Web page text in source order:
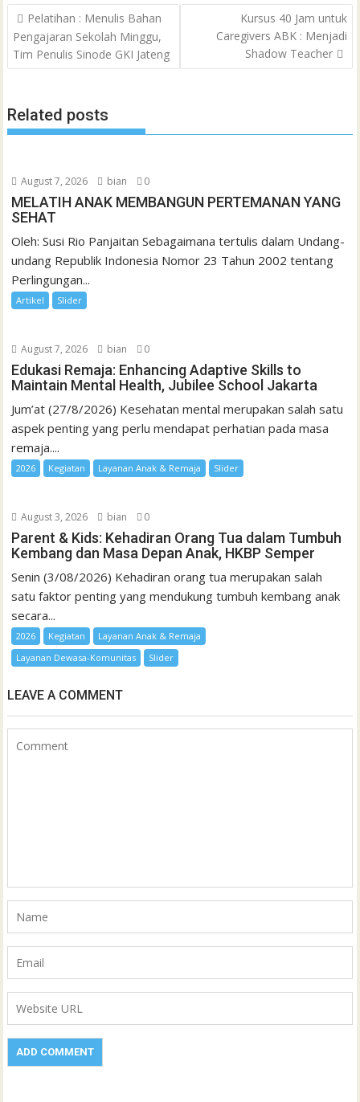
o
o
k
e
r
A
p
p
a
g
e
d
I
n
r
e
s
a
t
Post
navigation
Pelatihan : Menulis Bahan
Pengajaran Sekolah Minggu,
Tim Penulis Sinode GKI Jateng
Kursus 40 Jam untuk
Caregivers ABK : Menjadi
Shadow Teacher
Related posts
August 7, 2026 bian 0
MELATIH ANAK MEMBANGUN PERTEMANAN YANG
SEHAT
Oleh: Susi Rio Panjaitan Sebagaimana tertulis dalam Undang-
undang Republik Indonesia Nomor 23 Tahun 2002 tentang
Perlingungan...
Artikel Slider
August 7, 2026 bian 0
Edukasi Remaja: Enhancing Adaptive Skills to
Maintain Mental Health, Jubilee School Jakarta
Jum’at (27/8/2026) Kesehatan mental merupakan salah satu
aspek penting yang perlu mendapat perhatian pada masa
remaja....
2026 Kegiatan Layanan Anak & Remaja Slider
August 3, 2026 bian 0
Parent & Kids: Kehadiran Orang Tua dalam Tumbuh
Kembang dan Masa Depan Anak, HKBP Semper
Senin (3/08/2026) Kehadiran orang tua merupakan salah
satu faktor penting yang mendukung tumbuh kembang anak
secara...
2026 Kegiatan
Layanan Anak & Remaja
Layanan Dewasa-Komunitas
Slider
LEAVE A COMMENT